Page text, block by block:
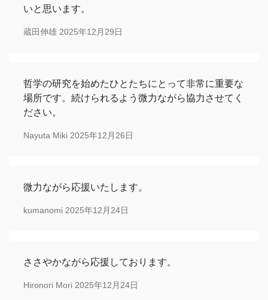
いと思います。
蔵田伸雄 2025年12月29日
哲学の研究を始めたひとたちにとって非常に重要な
場所です。続けられるよう微力ながら協力させてく
ださい。
Nayuta Miki 2025年12月26日
微力ながら応援いたします。
kumanomi 2025年12月24日
ささやかながら応援しております。
Hironori Mori 2025年12月24日